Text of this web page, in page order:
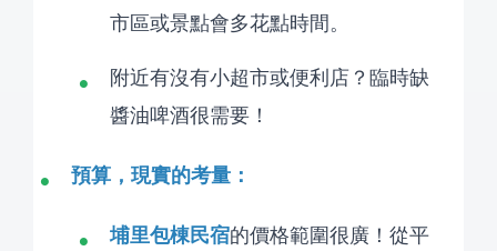
市區或景點會多花點時間。
附近有沒有小超市或便利店？臨時缺
醬油啤酒很需要！
預算，現實的考量：
埔里包棟民宿的價格範圍很廣！從平